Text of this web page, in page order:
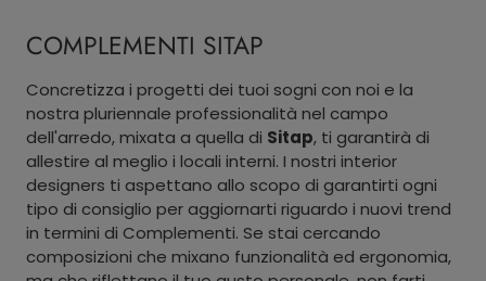
COMPLEMENTI SITAP
Concretizza i progetti dei tuoi sogni con noi e la
nostra pluriennale professionalità nel campo
dell'arredo, mixata a quella di Sitap, ti garantirà di
allestire al meglio i locali interni. I nostri interior
designers ti aspettano allo scopo di garantirti ogni
tipo di consiglio per aggiornarti riguardo i nuovi trend
in termini di Complementi. Se stai cercando
composizioni che mixano funzionalità ed ergonomia,